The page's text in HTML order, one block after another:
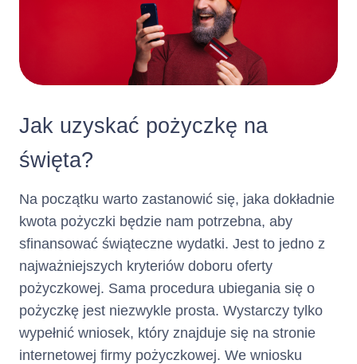
Jak uzyskać pożyczkę na
święta?
Na początku warto zastanowić się, jaka dokładnie
kwota pożyczki będzie nam potrzebna, aby
sfinansować świąteczne wydatki. Jest to jedno z
najważniejszych kryteriów doboru oferty
pożyczkowej. Sama procedura ubiegania się o
pożyczkę jest niezwykle prosta. Wystarczy tylko
wypełnić wniosek, który znajduje się na stronie
internetowej firmy pożyczkowej. We wniosku